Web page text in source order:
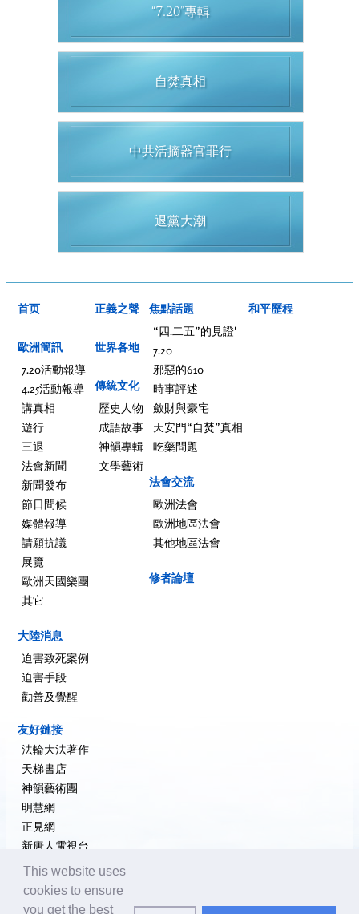
“7.20”專輯
自焚真相
中共活摘器官罪行
退黨大潮
首页
歐洲簡訊
7.20活動報導
4.25活動報導
講真相
遊行
三退
法會新聞
新聞發布
節日問候
媒體報導
請願抗議
展覽
歐洲天國樂團
其它
大陸消息
迫害致死案例
迫害手段
勸善及覺醒
正義之聲
世界各地
傳統文化
歷史人物
成語故事
神韻專輯
文學藝術
焦點話題
“四.二五”的見證'
7.20
邪惡的610
時事評述
斂財與豪宅
天安門“自焚”真相
吃藥問題
法會交流
歐洲法會
歐洲地區法會
其他地區法會
修者論壇
和平歷程
友好鏈接
法輪大法著作
天梯書店
神韻藝術團
明慧網
正見網
新唐人電視台
大紀元新聞網
希望之聲
追查國際
This website uses
cookies to ensure
you get the best